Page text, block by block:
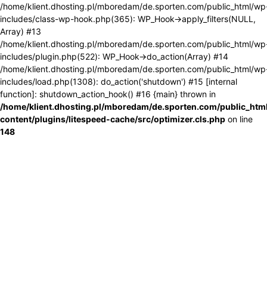
/home/klient.dhosting.pl/mboredam/de.sporten.com/public_html/
includes/class-wp-hook.php(365): WP_Hook->apply_filters(NULL,
Array) #13
/home/klient.dhosting.pl/mboredam/de.sporten.com/public_html/
includes/plugin.php(522): WP_Hook->do_action(Array) #14
/home/klient.dhosting.pl/mboredam/de.sporten.com/public_html/
includes/load.php(1308): do_action('shutdown') #15 [internal
function]: shutdown_action_hook() #16 {main} thrown in
/home/klient.dhosting.pl/mboredam/de.sporten.com/
content/plugins/litespeed-cache/src/optimizer.cls.php on line
148